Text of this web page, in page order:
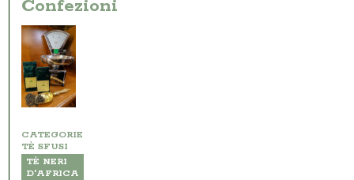
Confezioni
CATEGORIE
TÈ SFUSI
TÈ NERI
D'AFRICA